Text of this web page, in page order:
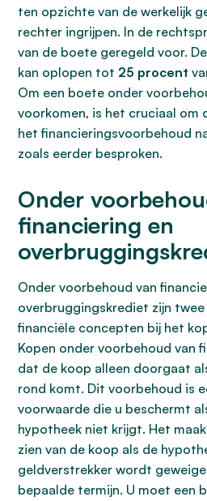
ten opzichte van de werkelijk
rechter ingrijpen. In de
van de boete geregeld voor.
kan oplopen tot 25 procent
Om een boete onder
voorkomen, is het cruciaal om
het financieringsvoorbehoud
zoals eerder besproken.
Onder
financiering en
Onder voorbehoud van
overbruggingskrediet zijn
financiële concepten bij het
Kopen onder voorbehoud van
dat de koop alleen doorgaat
rond komt. Dit voorbehoud is
voorwaarde die u beschermt
hypotheek niet krijgt. Het
zien van de koop als de
geldverstrekker wordt
bepaalde termijn. U moet een